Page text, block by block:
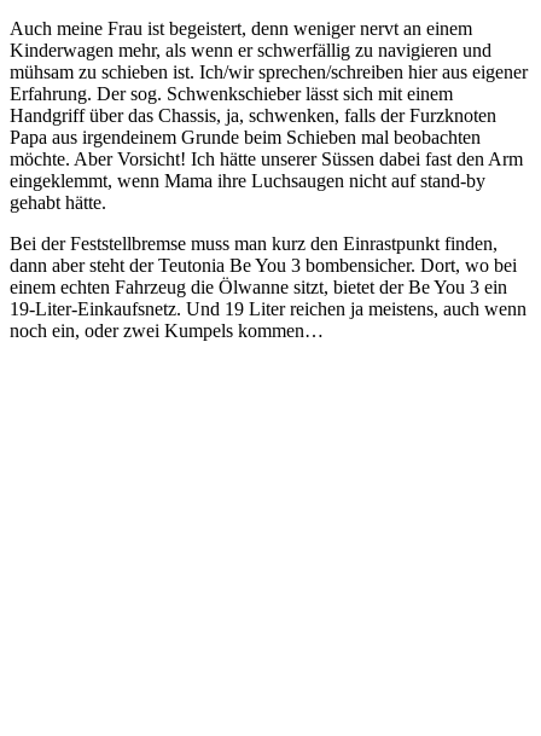
Auch meine Frau ist begeistert, denn weniger nervt an einem
Kinderwagen mehr, als wenn er schwerfällig zu navigieren und
mühsam zu schieben ist. Ich/wir sprechen/schreiben hier aus eigener
Erfahrung. Der sog. Schwenkschieber lässt sich mit einem
Handgriff über das Chassis, ja, schwenken, falls der Furzknoten
Papa aus irgendeinem Grunde beim Schieben mal beobachten
möchte. Aber Vorsicht! Ich hätte unserer Süssen dabei fast den Arm
eingeklemmt, wenn Mama ihre Luchsaugen nicht auf stand-by
gehabt hätte.
Bei der Feststellbremse muss man kurz den Einrastpunkt finden,
dann aber steht der Teutonia Be You 3 bombensicher. Dort, wo bei
einem echten Fahrzeug die Ölwanne sitzt, bietet der Be You 3 ein
19-Liter-Einkaufsnetz. Und 19 Liter reichen ja meistens, auch wenn
noch ein, oder zwei Kumpels kommen…